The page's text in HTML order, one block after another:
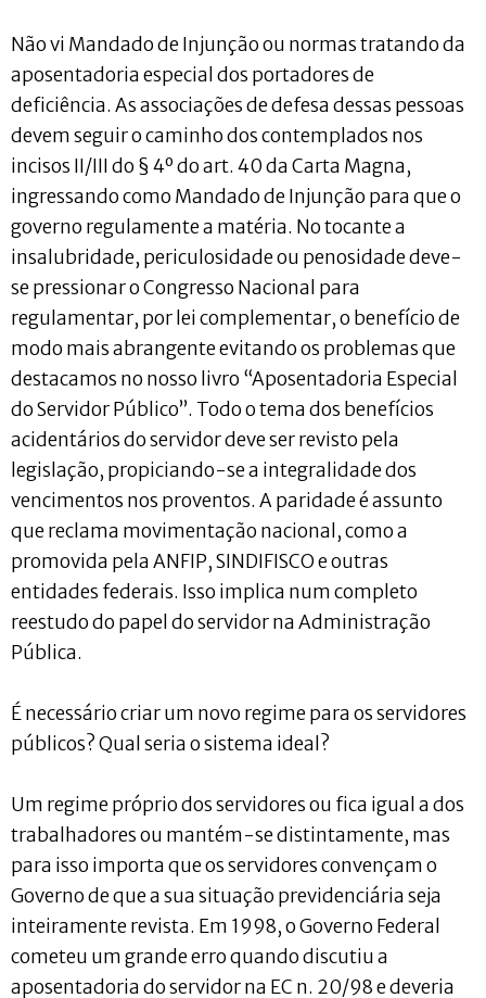
Não vi Mandado de Injunção ou normas tratando da
aposentadoria especial dos portadores de
deficiência. As associações de defesa dessas pessoas
devem seguir o caminho dos contemplados nos
incisos II/III do § 4º do art. 40 da Carta Magna,
ingressando como Mandado de Injunção para que o
governo regulamente a matéria. No tocante a
insalubridade, periculosidade ou penosidade deve-
se pressionar o Congresso Nacional para
regulamentar, por lei complementar, o benefício de
modo mais abrangente evitando os problemas que
destacamos no nosso livro “Aposentadoria Especial
do Servidor Público”. Todo o tema dos benefícios
acidentários do servidor deve ser revisto pela
legislação, propiciando-se a integralidade dos
vencimentos nos proventos. A paridade é assunto
que reclama movimentação nacional, como a
promovida pela ANFIP, SINDIFISCO e outras
entidades federais. Isso implica num completo
reestudo do papel do servidor na Administração
Pública.
É necessário criar um novo regime para os servidores
públicos? Qual seria o sistema ideal?
Um regime próprio dos servidores ou fica igual a dos
trabalhadores ou mantém-se distintamente, mas
para isso importa que os servidores convençam o
Governo de que a sua situação previdenciária seja
inteiramente revista. Em 1998, o Governo Federal
cometeu um grande erro quando discutiu a
aposentadoria do servidor na EC n. 20/98 e deveria